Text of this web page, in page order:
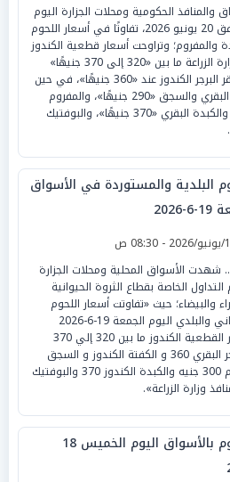
والمنافذ الحكومية ومحلات الجزارة اليوم
السبت، الموافق 20 يونيو 2026، تفاوتًا في أسعار اللحوم
والمفروم؛ وتراوحت أسعار قطعية الكندوز
في منافذ وزارة الزراعة ما بين «320 إلى 370 جنيهًا»
للكيلو، واستقر البرجر الكندوز عند «360 جنيهًا»، في حين
بلغت الكفتة البقري والسجق «290 جنيهًا»، والمفروم
«300 جنيه»، والكبدة البقري «370 جنيهًا»، والبوفتيك
البلدية والمستوردة في الأسواق
شهدت الأسواق المحلية ومحلات الجزارة
الخاصة بقطاع الثروة الحيوانية
والبيضاء؛ حيث «تفاوتت أسعار اللحوم
الهندي والضاني والبلدي اليوم الجمعة 19-6-2026
لتتراوح أسعار القطعية الكندوز ما بين 320 إلي 370
جنيهًا، و البرجر البقري 360 و الكفتة الكندوز و السجق
290 والمفروم 300 جنيه والكبدة الكندوز 370 والبوفتيك
أسعار اللحوم بالأسواق اليوم الخميس 18